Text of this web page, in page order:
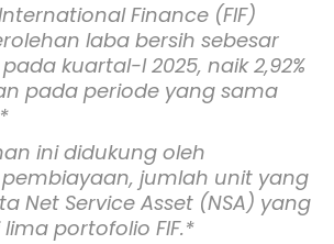
Finance (FIF)
laba bersih sebesar
pada kuartal-I 2025, naik 2,92%
pada periode yang sama
ini didukung oleh
jumlah unit yang
Net Service Asset (NSA) yang
portofolio FIF.*